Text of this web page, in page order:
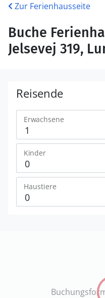
Zur Ferienhausseite
Buche
Jelsevej 319,
Reisende
Erwachsene
Kinder
Haustiere